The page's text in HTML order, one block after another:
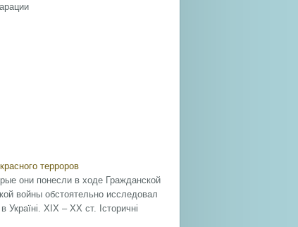
терроров
они понесли в ходе Гражданской
войны обстоятельно исследовал
ХІХ – ХХ ст. Історичні